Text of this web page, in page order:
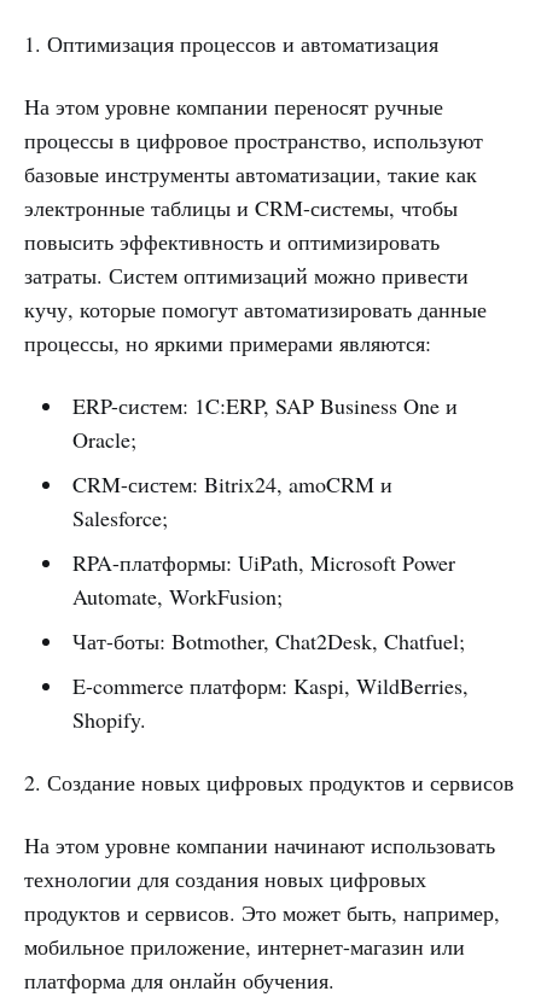
1. Оптимизация процессов и автоматизация
На этом уровне компании переносят ручные
процессы в цифровое пространство, используют
базовые инструменты автоматизации, такие как
электронные таблицы и CRM-системы, чтобы
повысить эффективность и оптимизировать
затраты. Систем оптимизаций можно привести
кучу, которые помогут автоматизировать данные
процессы, но яркими примерами являются:
ERP-систем: 1C:ERP, SAP Business One и
Oracle;
CRM-систем: Bitrix24, amoCRM и
Salesforce;
RPA-платформы: UiPath, Microsoft Power
Automate, WorkFusion;
Чат-боты: Botmother, Chat2Desk, Chatfuel;
E-commerce платформ: Kaspi, WildBerries,
Shopify.
2. Создание новых цифровых продуктов и сервисов
На этом уровне компании начинают использовать
технологии для создания новых цифровых
продуктов и сервисов. Это может быть, например,
мобильное приложение, интернет-магазин или
платформа для онлайн обучения.